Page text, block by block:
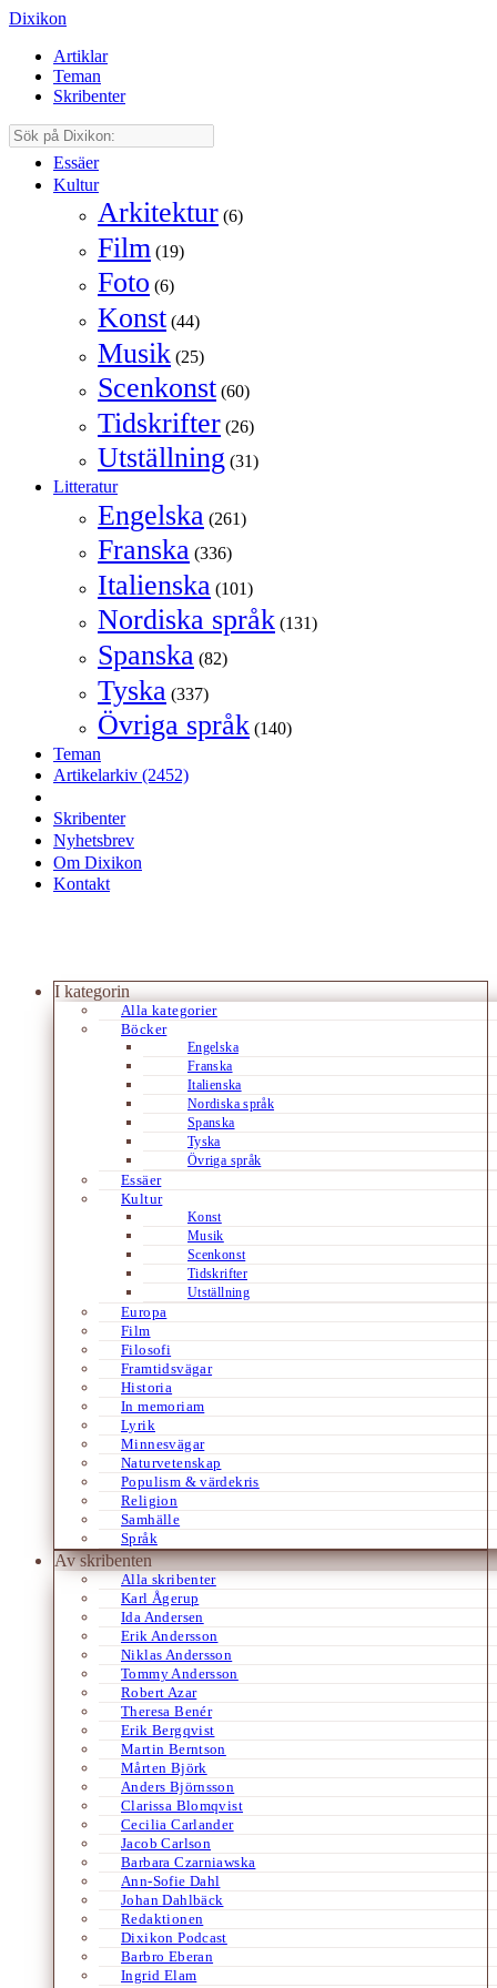
Dixikon
Artiklar
Teman
Skribenter
Essäer
Kultur
Arkitektur (6)
Film (19)
Foto (6)
Konst (44)
Musik (25)
Scenkonst (60)
Tidskrifter (26)
Utställning (31)
Litteratur
Engelska (261)
Franska (336)
Italienska (101)
Nordiska språk (131)
Spanska (82)
Tyska (337)
Övriga språk (140)
Teman
Artikelarkiv (2452)
Skribenter
Nyhetsbrev
Om Dixikon
Kontakt
I kategorin
Alla kategorier
Böcker
Engelska
Franska
Italienska
Nordiska språk
Spanska
Tyska
Övriga språk
Essäer
Kultur
Konst
Musik
Scenkonst
Tidskrifter
Utställning
Europa
Film
Filosofi
Framtidsvägar
Historia
In memoriam
Lyrik
Minnesvägar
Naturvetenskap
Populism & värdekris
Religion
Samhälle
Språk
Av skribenten
Alla skribenter
Karl Ågerup
Ida Andersen
Erik Andersson
Niklas Andersson
Tommy Andersson
Robert Azar
Theresa Benér
Erik Bergqvist
Martin Berntson
Mårten Björk
Anders Björnsson
Clarissa Blomqvist
Cecilia Carlander
Jacob Carlson
Barbara Czarniawska
Ann-Sofie Dahl
Johan Dahlbäck
Redaktionen
Dixikon Podcast
Barbro Eberan
Ingrid Elam